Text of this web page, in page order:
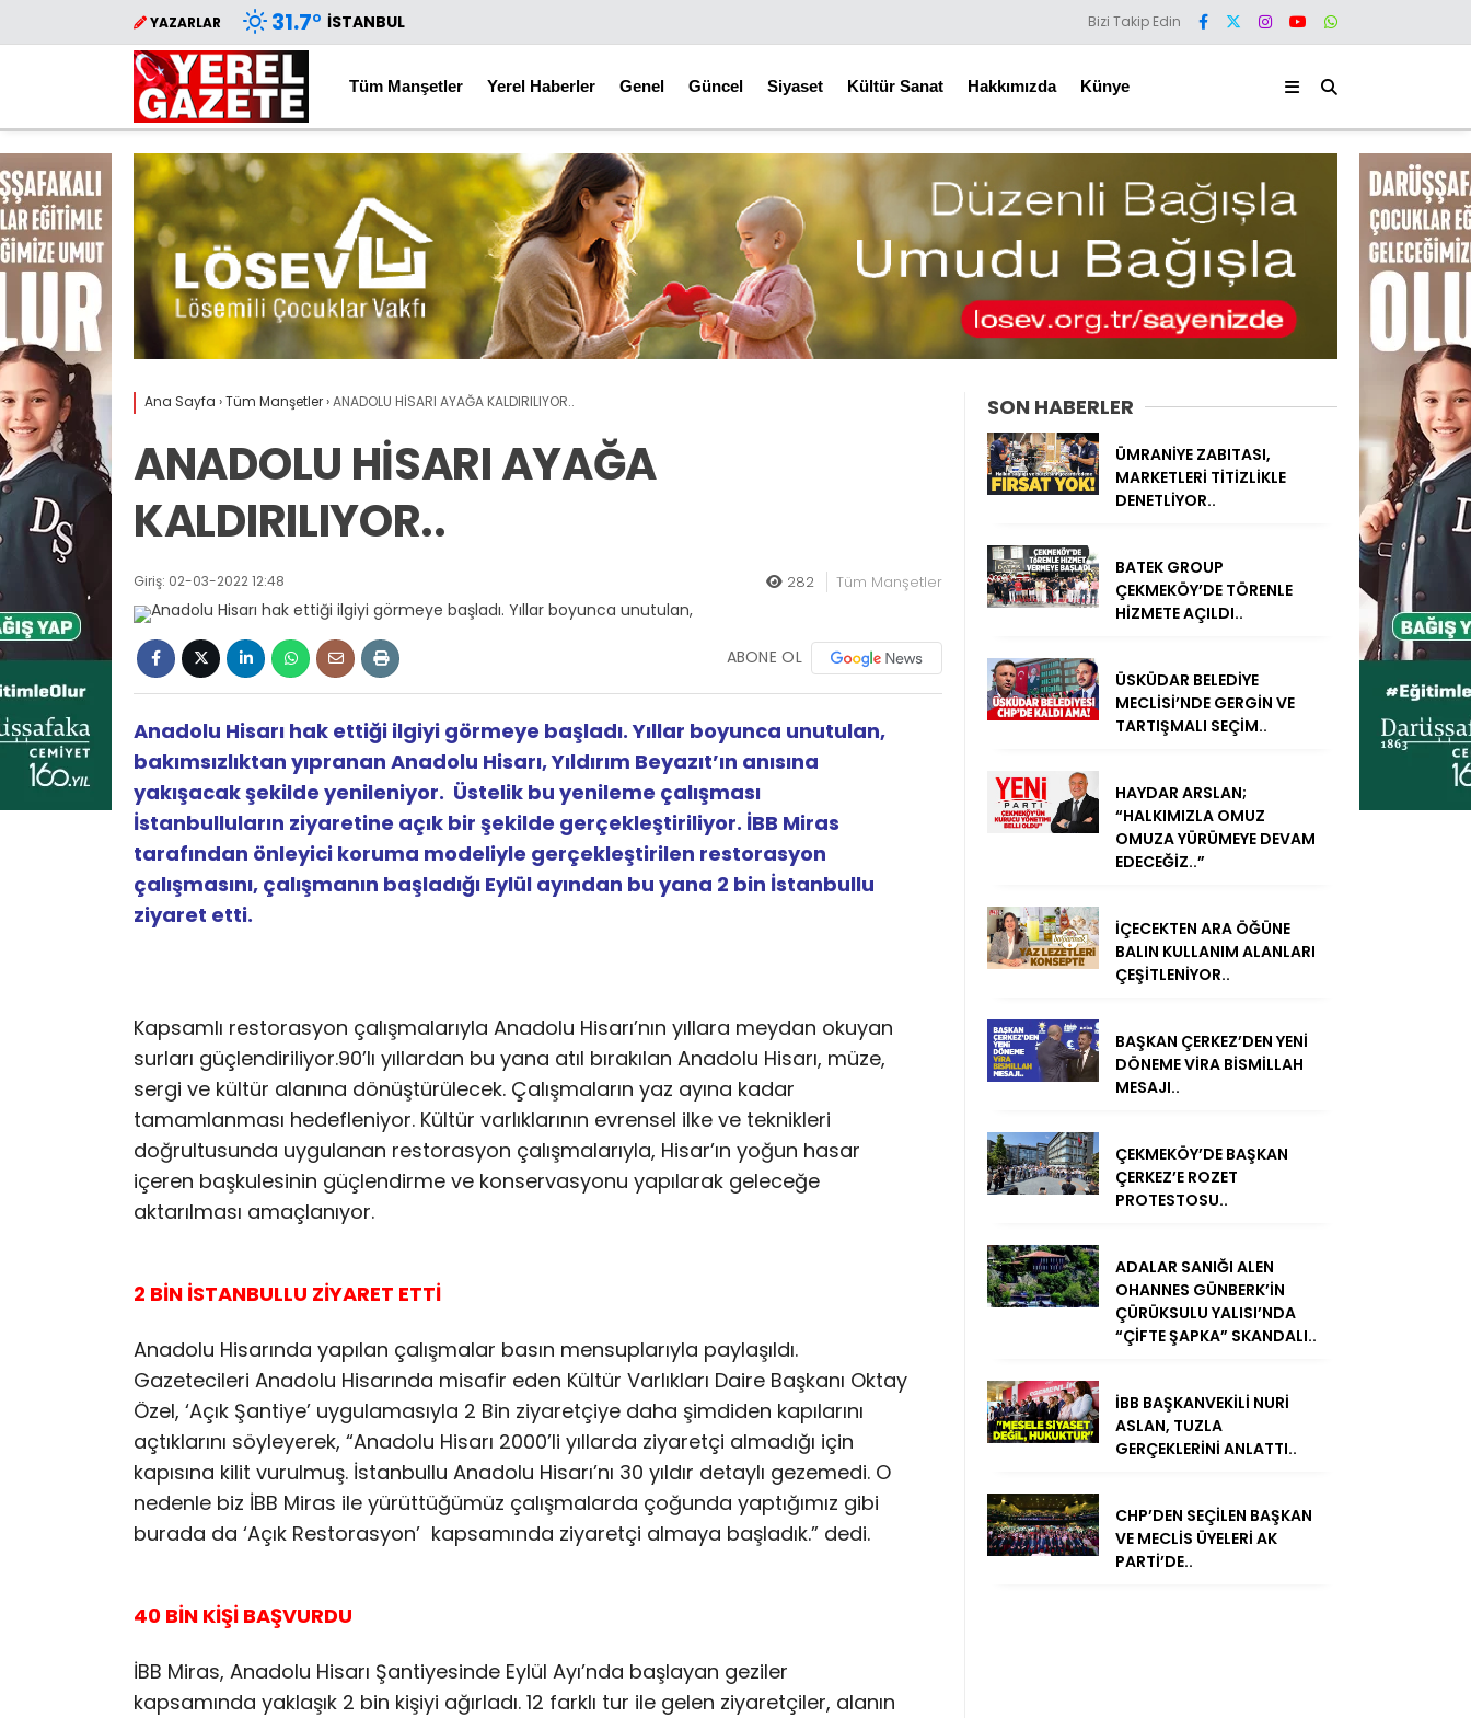
YAZARLAR 31.7° İSTANBUL Bizi Takip Edin
Tüm Manşetler Yerel Haberler Genel Güncel Siyaset Kültür Sanat Hakkımızda Künye
Ana Sayfa ›Tüm Manşetler›ANADOLU HİSARI AYAĞA KALDIRILIYOR..
ANADOLU HİSARI AYAĞA
KALDIRILIYOR..
Giriş: 02-03-2022 12:48 282 Tüm Manşetler
ABONE OL
Anadolu Hisarı hak ettiği ilgiyi görmeye başladı. Yıllar boyunca unutulan,
bakımsızlıktan yıpranan Anadolu Hisarı, Yıldırım Beyazıt’ın anısına
yakışacak şekilde yenileniyor. Üstelik bu yenileme çalışması
İstanbulluların ziyaretine açık bir şekilde gerçekleştiriliyor. İBB Miras
tarafından önleyici koruma modeliyle gerçekleştirilen restorasyon
çalışmasını, çalışmanın başladığı Eylül ayından bu yana 2 bin İstanbullu
ziyaret etti.
Kapsamlı restorasyon çalışmalarıyla Anadolu Hisarı’nın yıllara meydan okuyan
surları güçlendiriliyor.90’lı yıllardan bu yana atıl bırakılan Anadolu Hisarı, müze,
sergi ve kültür alanına dönüştürülecek. Çalışmaların yaz ayına kadar
tamamlanması hedefleniyor. Kültür varlıklarının evrensel ilke ve teknikleri
doğrultusunda uygulanan restorasyon çalışmalarıyla, Hisar’ın yoğun hasar
içeren başkulesinin güçlendirme ve konservasyonu yapılarak geleceğe
aktarılması amaçlanıyor.
2 BİN İSTANBULLU ZİYARET ETTİ
Anadolu Hisarında yapılan çalışmalar basın mensuplarıyla paylaşıldı.
Gazetecileri Anadolu Hisarında misafir eden Kültür Varlıkları Daire Başkanı Oktay
Özel, ‘Açık Şantiye’ uygulamasıyla 2 Bin ziyaretçiye daha şimdiden kapılarını
açtıklarını söyleyerek, “Anadolu Hisarı 2000’li yıllarda ziyaretçi almadığı için
kapısına kilit vurulmuş. İstanbullu Anadolu Hisarı’nı 30 yıldır detaylı gezemedi. O
nedenle biz İBB Miras ile yürüttüğümüz çalışmalarda çoğunda yaptığımız gibi
burada da ‘Açık Restorasyon’ kapsamında ziyaretçi almaya başladık.” dedi.
40 BİN KİŞİ BAŞVURDU
İBB Miras, Anadolu Hisarı Şantiyesinde Eylül Ayı’nda başlayan geziler
kapsamında yaklaşık 2 bin kişiyi ağırladı. 12 farklı tur ile gelen ziyaretçiler, alanın
SON HABERLER
ÜMRANİYE ZABITASI,
MARKETLERİ TİTİZLİKLE
DENETLİYOR..
BATEK GROUP
ÇEKMEKÖY’DE TÖRENLE
HİZMETE AÇILDI..
ÜSKÜDAR BELEDİYE
MECLİSİ’NDE GERGİN VE
TARTIŞMALI SEÇİM..
HAYDAR ARSLAN;
“HALKIMIZLA OMUZ
OMUZA YÜRÜMEYE DEVAM
EDECEĞİZ..”
İÇECEKTEN ARA ÖĞÜNE
BALIN KULLANIM ALANLARI
ÇEŞİTLENİYOR..
BAŞKAN ÇERKEZ’DEN YENİ
DÖNEME VİRA BİSMİLLAH
MESAJI..
ÇEKMEKÖY’DE BAŞKAN
ÇERKEZ’E ROZET
PROTESTOSU..
ADALAR SANIĞI ALEN
OHANNES GÜNBERK’İN
ÇÜRÜKSULU YALISI’NDA
“ÇİFTE ŞAPKA” SKANDALI..
İBB BAŞKANVEKİLİ NURİ
ASLAN, TUZLA
GERÇEKLERİNİ ANLATTI..
CHP’DEN SEÇİLEN BAŞKAN
VE MECLİS ÜYELERİ AK
PARTİ’DE..